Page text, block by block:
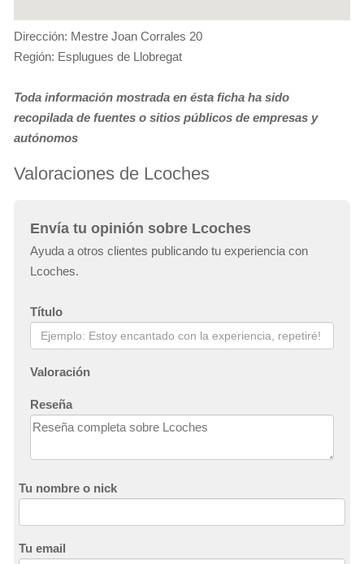
Dirección: Mestre Joan Corrales 20
Región: Esplugues de Llobregat
Toda información mostrada en ésta ficha ha sido
recopilada de fuentes o sitios públicos de empresas y
autónomos
Valoraciones de Lcoches
Envía tu opinión sobre Lcoches
Ayuda a otros clientes publicando tu experiencia con
Lcoches.
Título
Valoración
Reseña
Tu nombre o nick
Tu email